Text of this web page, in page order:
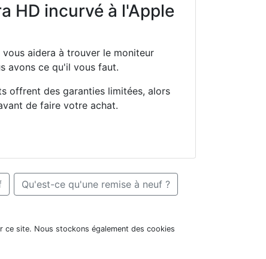
HD incurvé à l'Apple
aidera à trouver le moniteur
avons ce qu'il vous faut.
offrent des garanties limitées, alors
de faire votre achat.
Qu'est-ce qu'une remise à neuf ?
site. Nous stockons également des cookies